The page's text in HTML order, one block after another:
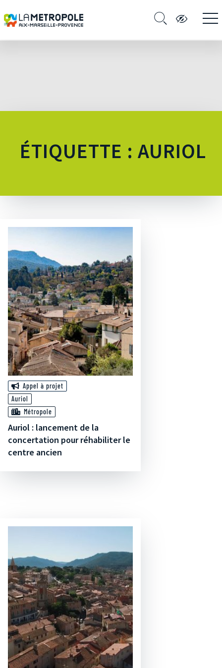
ÉTIQUETTE : AURIOL
Appel à projet
Auriol
Métropole
Auriol : lancement de la
concertation pour réhabiliter le
centre ancien